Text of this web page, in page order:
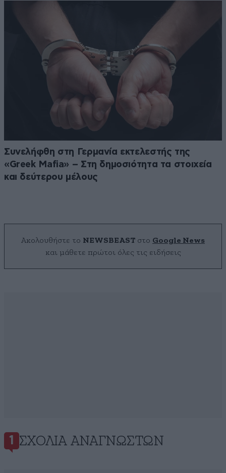
Συνελήφθη στη Γερμανία εκτελεστής της
«Greek Mafia» – Στη δημοσιότητα τα στοιχεία
και δεύτερου μέλους
Ακολουθήστε το NEWSBEAST στο Google News
και μάθετε πρώτοι όλες τις ειδήσεις
1 ΣΧΌΛΙΑ ΑΝΑΓΝΩΣΤΏΝ